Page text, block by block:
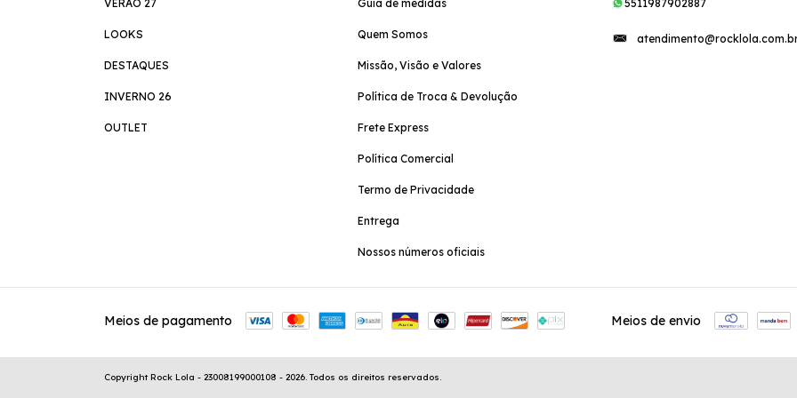
VERÃO 27
LOOKS
DESTAQUES
INVERNO 26
OUTLET
Guia de medidas
Quem Somos
Missão, Visão e Valores
Política de Troca & Devolução
Frete Express
Política Comercial
Termo de Privacidade
Entrega
Nossos números oficiais
5511987902887
Meios de pagamento Meios de envio
Copyright Rock Lola - 23008199000108 - 2026. Todos os direitos reservados.